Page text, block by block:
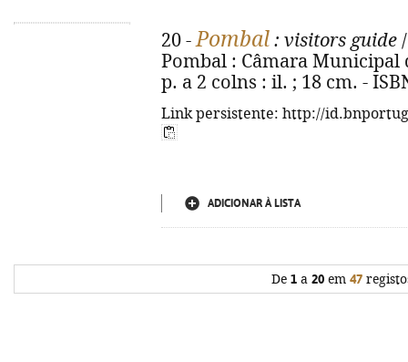
20 -Pombal : visitors guide
Pombal : Câmara Municipal
p. a 2 colns : il. ; 18 cm. -
Link persistente: http://
ADICIONAR À LISTA
De 1a 20em 47